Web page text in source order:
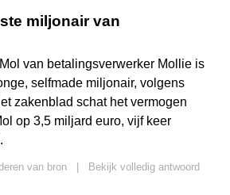
miljonair van
van betalingsverwerker Mollie is
selfmade miljonair, volgens
zakenblad schat het vermogen
op 3,5 miljard euro, vijf keer
van bron
Bekijk volledig antwoord